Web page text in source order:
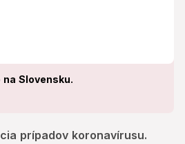
Slovensku.
prípadov koronavírusu.